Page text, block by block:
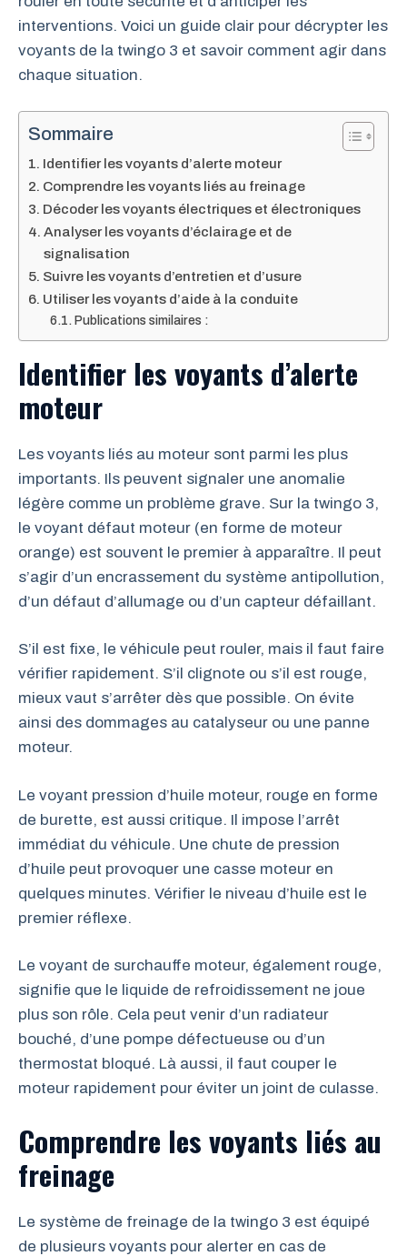
interventions. Voici un guide clair pour décrypter les
voyants de la twingo 3 et savoir comment agir dans
chaque situation.
Sommaire
Identifier les voyants d’alerte moteur
Comprendre les voyants liés au freinage
Décoder les voyants électriques et électroniques
Analyser les voyants d’éclairage et de
signalisation
Suivre les voyants d’entretien et d’usure
Utiliser les voyants d’aide à la conduite
Publications similaires :
Identifier les voyants d’alerte
moteur
Les voyants liés au moteur sont parmi les plus
importants. Ils peuvent signaler une anomalie
légère comme un problème grave. Sur la twingo 3,
le voyant défaut moteur (en forme de moteur
orange) est souvent le premier à apparaître. Il peut
s’agir d’un encrassement du système antipollution,
d’un défaut d’allumage ou d’un capteur défaillant.
S’il est fixe, le véhicule peut rouler, mais il faut faire
vérifier rapidement. S’il clignote ou s’il est rouge,
mieux vaut s’arrêter dès que possible. On évite
ainsi des dommages au catalyseur ou une panne
moteur.
Le voyant pression d’huile moteur, rouge en forme
de burette, est aussi critique. Il impose l’arrêt
immédiat du véhicule. Une chute de pression
d’huile peut provoquer une casse moteur en
quelques minutes. Vérifier le niveau d’huile est le
premier réflexe.
Le voyant de surchauffe moteur, également rouge,
signifie que le liquide de refroidissement ne joue
plus son rôle. Cela peut venir d’un radiateur
bouché, d’une pompe défectueuse ou d’un
thermostat bloqué. Là aussi, il faut couper le
moteur rapidement pour éviter un joint de culasse.
Comprendre les voyants liés au
freinage
Le système de freinage de la twingo 3 est équipé
de plusieurs voyants pour alerter en cas de